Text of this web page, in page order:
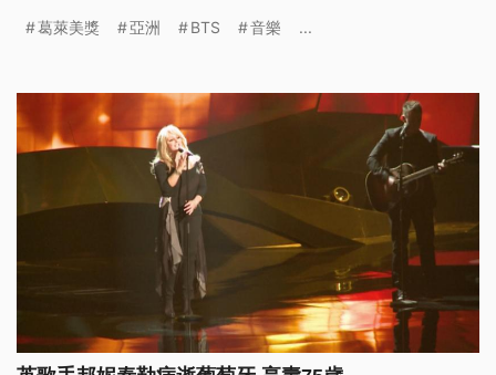
行區隔。
葛萊美獎 亞洲 BTS 音樂 ...